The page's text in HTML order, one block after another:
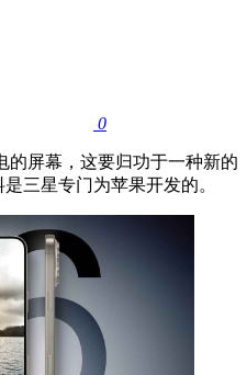
0
的屏幕，这要归功于一种新的
三星专门为苹果开发的。